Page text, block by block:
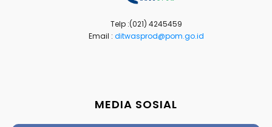
Telp :(021) 4245459
Email : ditwasprod@pom.go.id
MEDIA SOSIAL